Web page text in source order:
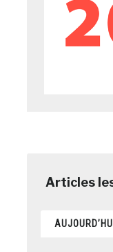
AUJOURD’HUI